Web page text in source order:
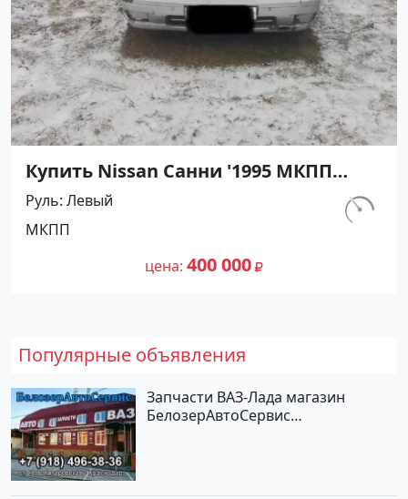
Купить Nissan Санни '1995 МКПП
(1400/90 л.с.) Бензин карбюратор
Абинск цвет Серебристый Седан по
цене 400000 рублей, объявление
№27476 на сайте Авторынок23
км.
Руль Левый
МКПП
цена 400 000
Популярные объявления
Запчасти ВАЗ-Лада магазин
БелозерАвтоСервис